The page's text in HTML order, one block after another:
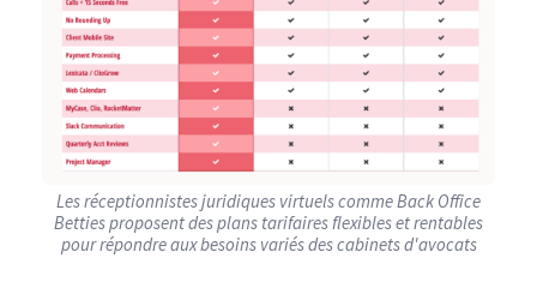
Les réceptionnistes juridiques virtuels comme Back Office
Betties proposent des plans tarifaires flexibles et rentables
pour répondre aux besoins variés des cabinets d'avocats